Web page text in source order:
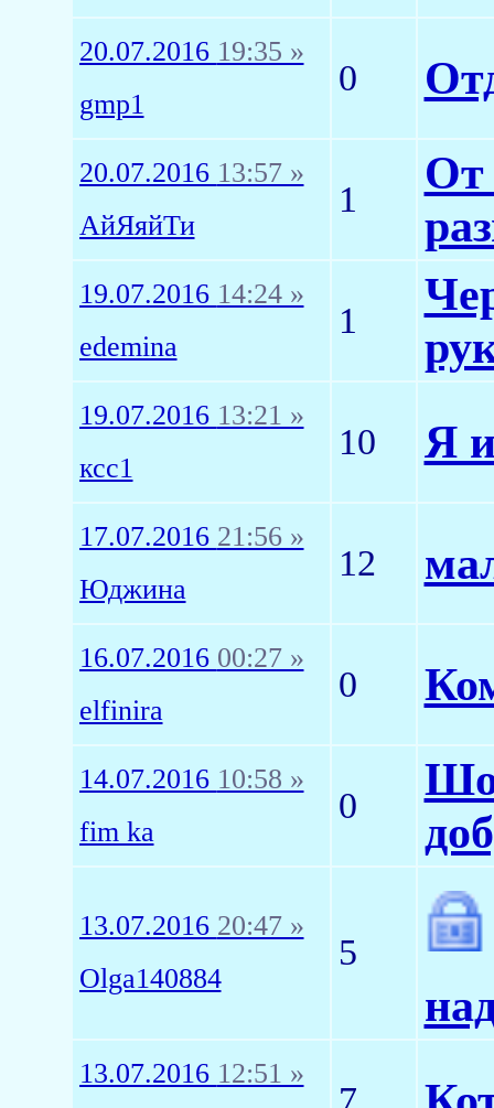
20.07.2016 19:35 »
gmp1
0
20.07.2016 13:57 »
АйЯяйТи
1
От
19.07.2016 14:24 »
edemina
1
19.07.2016 13:21 »
ксс1
10 Я
17.07.2016 21:56 »
Юджина
12
16.07.2016 00:27 »
elfinira
0
14.07.2016 10:58 »
fim ka
0
13.07.2016 20:47 »
Olga140884
5
13.07.2016 12:51 »
7